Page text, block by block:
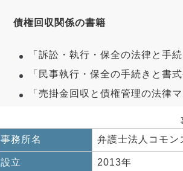
債権回収関係の書籍
「訴訟・執行・保全の法律と手
「民事執行・保全の手続きと書
「売掛金回収と債権管理の法律
事務所名
弁護士法人コモン
設立 2013年